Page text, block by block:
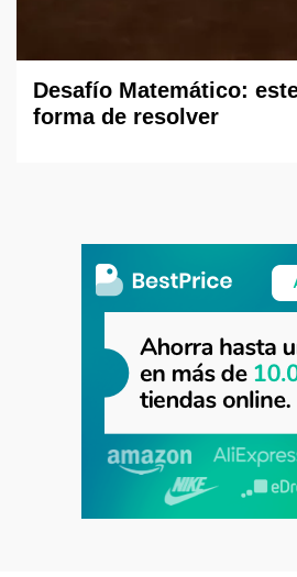
Desafío Matemático:
forma de resolver